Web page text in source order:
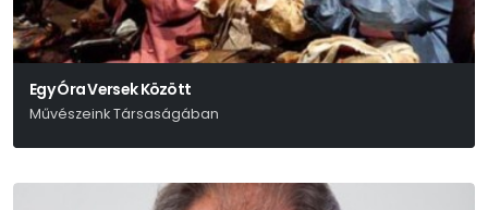
Egy Óra Versek Között
Művészeink Társaságában